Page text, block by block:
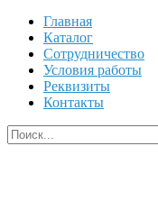
Главная
Каталог
Сотрудничество
Условия работы
Реквизиты
Контакты